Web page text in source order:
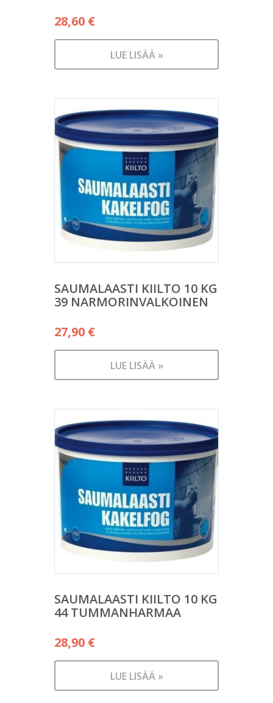
28,60 €
LUE LISÄÄ »
SAUMALAASTI KIILTO 10 KG
39 NARMORINVALKOINEN
27,90 €
LUE LISÄÄ »
SAUMALAASTI KIILTO 10 KG
44 TUMMANHARMAA
28,90 €
LUE LISÄÄ »